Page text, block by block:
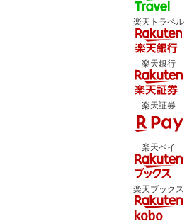
楽天トラベル
楽天銀行
楽天証券
楽天ペイ
楽天ブックス